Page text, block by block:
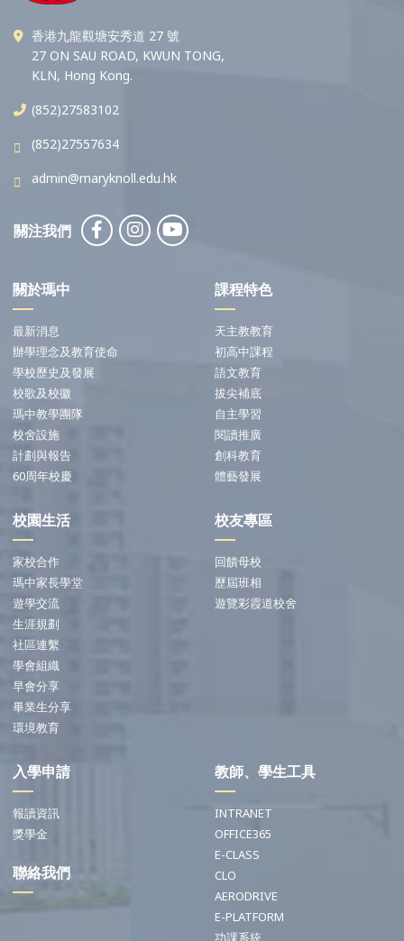
香港九龍觀塘安秀道 27 號
27 ON SAU ROAD, KWUN TONG,
KLN, Hong Kong.
(852)27583102
(852)27557634
admin@maryknoll.edu.hk
關注我們
關於瑪中
最新消息
辦學理念及教育使命
學校歷史及發展
校歌及校徽
瑪中教學團隊
校舍設施
計劃與報告
60周年校慶
課程特色
天主教教育
初高中課程
語文教育
拔尖補底
自主學習
閱讀推廣
創科教育
體藝發展
校園生活
家校合作
瑪中家長學堂
遊學交流
生涯規劃
社區連繫
學會組織
早會分享
畢業生分享
環境教育
校友專區
回饋母校
歷屆班相
遊覽彩霞道校舍
入學申請
報讀資訊
獎學金
聯絡我們
教師、學生工具
INTRANET
OFFICE365
E-CLASS
CLO
AERODRIVE
E-PLATFORM
功課系統